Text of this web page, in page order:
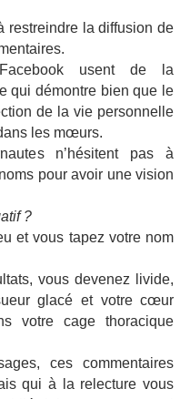
restreindre la diffusion de
usent de la
qui démontre bien que le
de la vie personnelle
les mœurs.
n’hésitent pas à
pour avoir une vision
?
et vous tapez votre nom
vous devenez livide,
glacé et votre cœur
votre cage thoracique
ces commentaires
qui à la relecture vous